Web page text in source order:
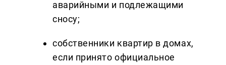
аварийными и подлежащими
сносу;
собственники квартир в домах,
если принято официальное